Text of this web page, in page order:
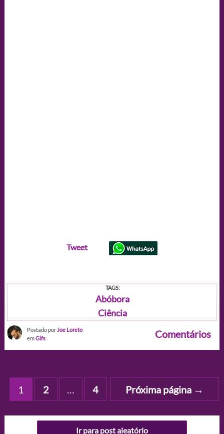
Tweet
TAGS:
Abóbora
Ciência
Postado por Joe Loreto
emGifs Comentários
Paginação
posts
1 2 … 4 Próxima página →
Ir para post aleatório